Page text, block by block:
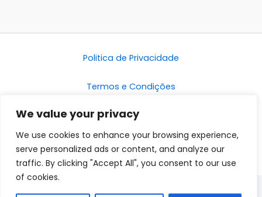
We value your privacy
We use cookies to enhance your browsing experience,
serve personalized ads or content, and analyze our
traffic. By clicking "Accept All", you consent to our use
of cookies.
Politica de Privacidade
Termos e Condições
Disclaimer